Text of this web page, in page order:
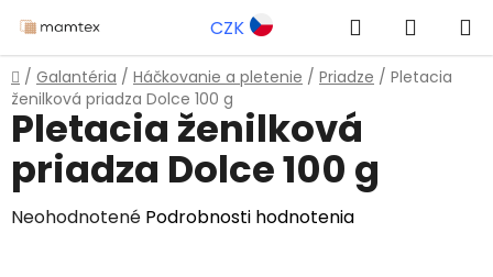
na
obsah
CZK Hľadať
KOŠÍK
Domov
/ Galantéria / Háčkovanie a pletenie / Priadze / Pletacia
ženilková priadza Dolce 100 g
Pletacia ženilková
priadza Dolce 100 g
Priemerné
Neohodnotené Podrobnosti hodnotenia